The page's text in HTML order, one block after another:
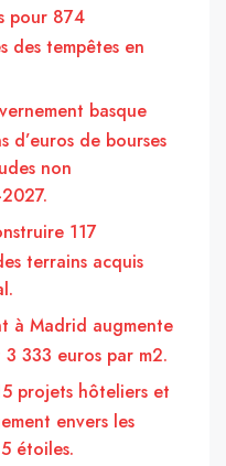
pour 874
des tempêtes en
basque
d’euros de bourses
non
117
terrains acquis
à Madrid augmente
333 euros par m2.
projets hôteliers et
envers les
étoiles.